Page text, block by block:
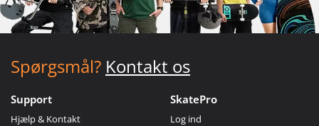
Spørgsmål? Kontakt os
Support
Hjælp & Kontakt
SkatePro
Log ind